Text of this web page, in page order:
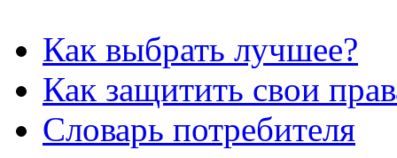
Как выбрать лучшее?
Как защитить свои
Словарь потребителя